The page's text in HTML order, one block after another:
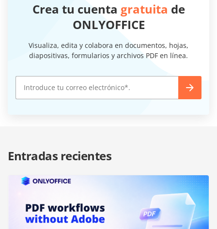
Crea tu cuenta gratuita de
ONLYOFFICE
Visualiza, edita y colabora en documentos, hojas,
diapositivas, formularios y archivos PDF en línea.
Entradas recientes